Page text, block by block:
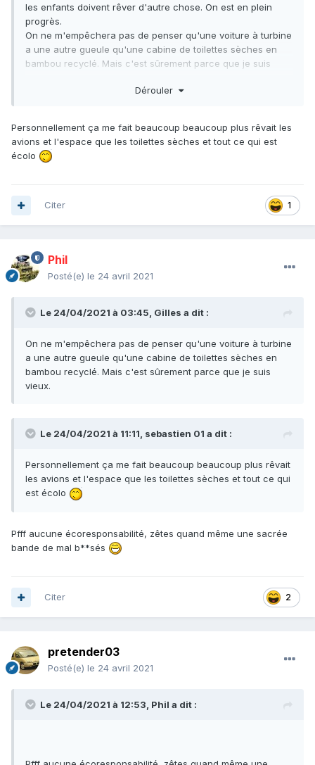
les enfants doivent rêver d'autre chose. On est en plein
progrès.
On ne m'empêchera pas de penser qu'une voiture à turbine
a une autre gueule qu'une cabine de toilettes sèches en
bambou recyclé. Mais c'est sûrement parce que je suis
Dérouler
Personnellement ça me fait beaucoup beaucoup plus rêvait les
avions et l'espace que les toilettes sèches et tout ce qui est
écolo
1
Citer
Phil
Posté(e) le 24 avril 2021
Le 24/04/2021 à 03:45, Gilles a dit :
On ne m'empêchera pas de penser qu'une voiture à turbine
a une autre gueule qu'une cabine de toilettes sèches en
bambou recyclé. Mais c'est sûrement parce que je suis
vieux.
Le 24/04/2021 à 11:11, sebastien 01 a dit :
Personnellement ça me fait beaucoup beaucoup plus rêvait
les avions et l'espace que les toilettes sèches et tout ce qui
est écolo
Pfff aucune écoresponsabilité, zêtes quand même une sacrée
bande de mal b**sés
2
Citer
pretender03
Posté(e) le 24 avril 2021
Le 24/04/2021 à 12:53, Phil a dit :